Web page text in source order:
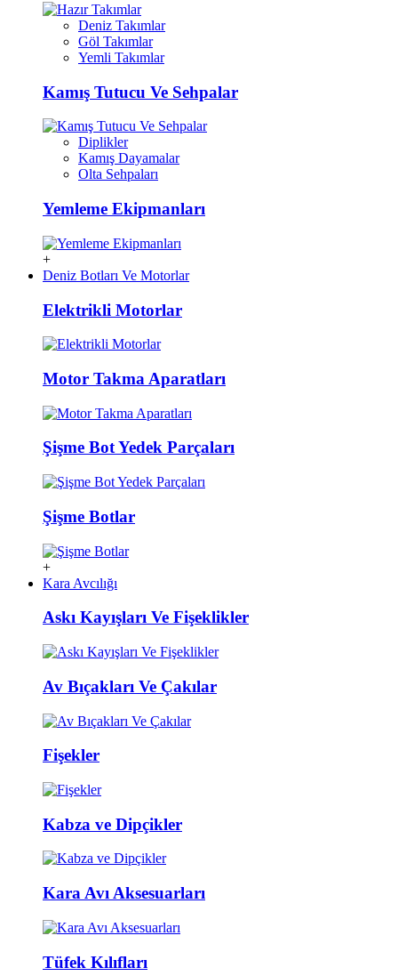
Deniz Takımlar
Göl Takımlar
Yemli Takımlar
Kamış Tutucu Ve Sehpalar
Diplikler
Kamış Dayamalar
Olta Sehpaları
Yemleme Ekipmanları
+
Deniz Botları Ve Motorlar
Elektrikli Motorlar
Motor Takma Aparatları
Şişme Bot Yedek Parçaları
Şişme Botlar
+
Kara Avcılığı
Askı Kayışları Ve Fişeklikler
Av Bıçakları Ve Çakılar
Fişekler
Kabza ve Dipçikler
Kara Avı Aksesuarları
Tüfek Kılıfları